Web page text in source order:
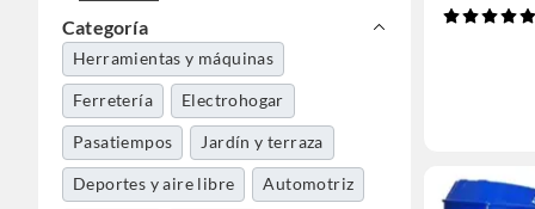
Categoría
Herramientas y máquinas
Ferretería Electrohogar
Pasatiempos Jardín y terraza
Deportes y aire libre Automotriz